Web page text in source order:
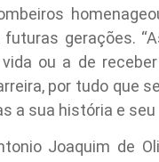
futuras gerações.
ou a de
por tudo que
a sua história e
Joaquim de